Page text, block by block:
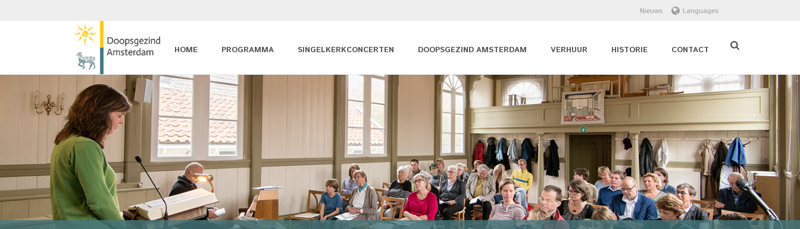
Nieuws Languages
HOME PROGRAMMA SINGELKERKCONCERTEN DOOPSGEZIND AMSTERDAM VERHUUR HISTORIE CONTACT